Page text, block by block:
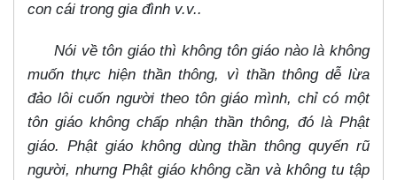
con cái trong gia đình v.v..
Nói về tôn giáo thì không tôn giáo nào là không
muốn thực hiện thần thông, vì thần thông dễ lừa
đảo lôi cuốn người theo tôn giáo mình, chỉ có một
tôn giáo không chấp nhận thần thông, đó là Phật
giáo. Phật giáo không dùng thần thông quyến rũ
người, nhưng Phật giáo không cần và không tu tập